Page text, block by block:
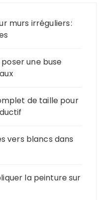
murs irréguliers :
une buse
de taille pour
vers blancs dans
la peinture sur